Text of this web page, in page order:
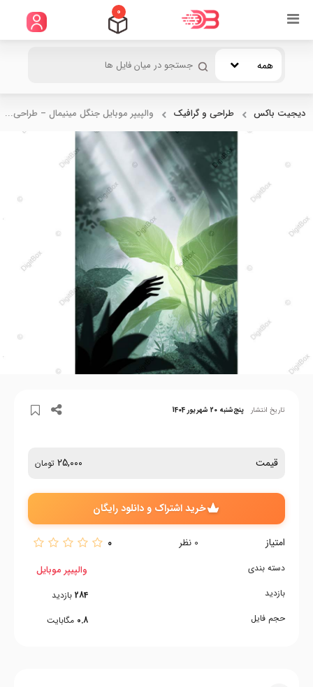
0
همه
دیجیت باکس طراحی و گرافیک والپیپر موبایل جنگل مینیمال – طراحی...
تاریخ انتشار پنج‌شنبه 20 شهریور 1404
قیمت 25,000 تومان
خرید اشتراک و دانلود رایگان
امتیاز 0 نظر 0
دسته بندی
بازدید
حجم فایل
والپیپر موبایل
284 بازدید
0.8 مگابایت